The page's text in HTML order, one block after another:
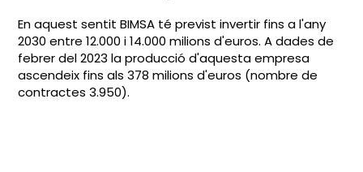
En aquest sentit BIMSA té previst invertir fins a l'any
2030 entre 12.000 i 14.000 milions d'euros. A dades de
febrer del 2023 la producció d'aquesta empresa
ascendeix fins als 378 milions d'euros (nombre de
contractes 3.950).